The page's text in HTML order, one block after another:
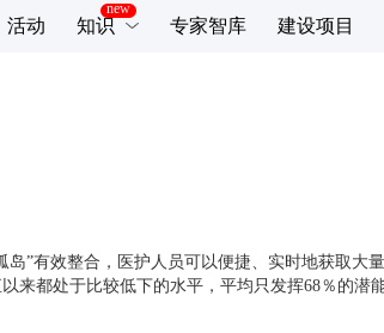
活动 知识 专家智库 建设项目
”有效整合，医护人员可以便捷、实时地获取
来都处于比较低下的水平，平均只发挥68％的